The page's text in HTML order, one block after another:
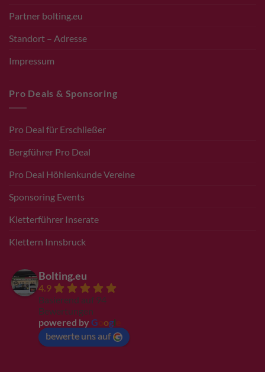
Partner bolting.eu
Standort – Adresse
Impressum
Pro Deals & Sponsoring
Pro Deal für Erschließer
Bergführer Pro Deal
Pro Deal Höhlenkunde Vereine
Sponsoring Events
Kletterführer Inserate
Klettern Innsbruck
Bolting.eu
4.9
Basierend auf 94
Bewertungen
powered by G ogl
bewerte uns auf